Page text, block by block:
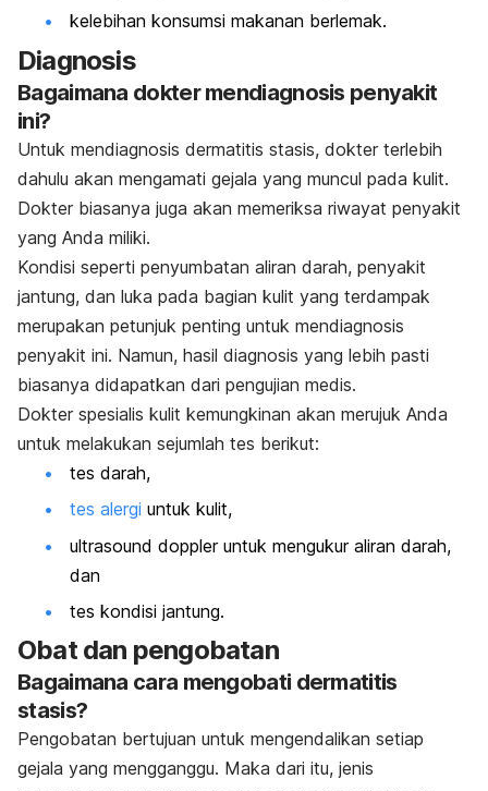
kelebihan konsumsi makanan berlemak.
Diagnosis
Bagaimana dokter mendiagnosis penyakit
ini?
Untuk mendiagnosis dermatitis stasis, dokter terlebih
dahulu akan mengamati gejala yang muncul pada kulit.
Dokter biasanya juga akan memeriksa riwayat penyakit
yang Anda miliki.
Kondisi seperti penyumbatan aliran darah, penyakit
jantung, dan luka pada bagian kulit yang terdampak
merupakan petunjuk penting untuk mendiagnosis
penyakit ini. Namun, hasil diagnosis yang lebih pasti
biasanya didapatkan dari pengujian medis.
Dokter spesialis kulit kemungkinan akan merujuk Anda
untuk melakukan sejumlah tes berikut:
tes darah,
tes alergi untuk kulit,
ultrasound doppleruntuk mengukur aliran darah,
dan
tes kondisi jantung.
Obat dan pengobatan
Bagaimana cara mengobati dermatitis
stasis?
Pengobatan bertujuan untuk mengendalikan setiap
gejala yang mengganggu. Maka dari itu, jenis